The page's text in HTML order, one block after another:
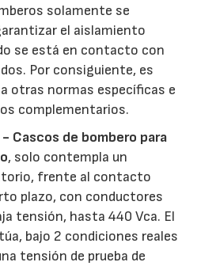
solamente se
el aislamiento
se está en contacto con
Por consiguiente, es
otras normas específicas e
complementarios.
Cascos de bombero para
, solo contempla un
frente al contacto
plazo, con conductores
tensión, hasta 440 Vca. El
bajo 2 condiciones reales
tensión de prueba de